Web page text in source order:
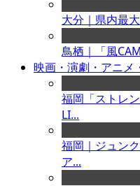
大分｜県内最
鳥栖｜「風
映画・演劇・アニメ
福岡「ストレ
LI...
福岡｜ジュン
ア...